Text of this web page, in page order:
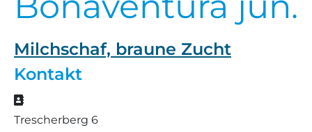
Milchschaf, braune Zucht
Kontakt
Adresse
Trescherberg 6
Links Züchter-Internetseiten
Preisrichter in Bayern
Weißes Bergschaf
Landschaf
Rhönschaf
Rouge de Roussillon
Schwarzes Villnösser Schaf